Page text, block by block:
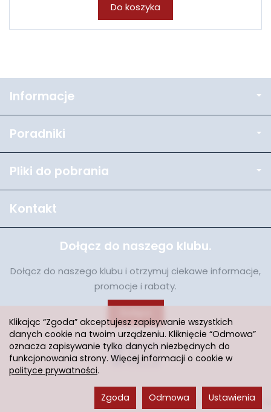
Do koszyka
Informacje
Poradniki
Pliki do pobrania
Kontakt
Dołącz do naszego klubu.
Dołącz do naszego klubu i otrzymuj ciekawe informacje,
promocje i rabaty.
Sklep internetowy SOTESHOP AI
Klikając “Zgoda” akceptujesz zapisywanie wszystkich
danych cookie na twoim urządzeniu. Kliknięcie “Odmowa”
oznacza zapisywanie tylko danych niezbędnych do
funkcjonowania strony. Więcej informacji o cookie w
polityce prywatności.
Ustawienia
Odmowa
Zgoda